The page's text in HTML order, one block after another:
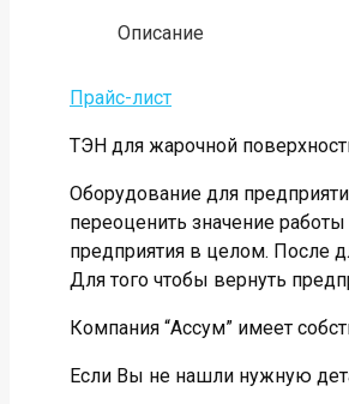
Описание
Прайс-лист
ТЭН для жарочной
Оборудование для
переоценить значение
предприятия в целом. После
Для того чтобы вернуть
Компания “Ассум” имеет
Если Вы не нашли нужную